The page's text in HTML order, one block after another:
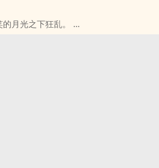
月光之下狂乱。